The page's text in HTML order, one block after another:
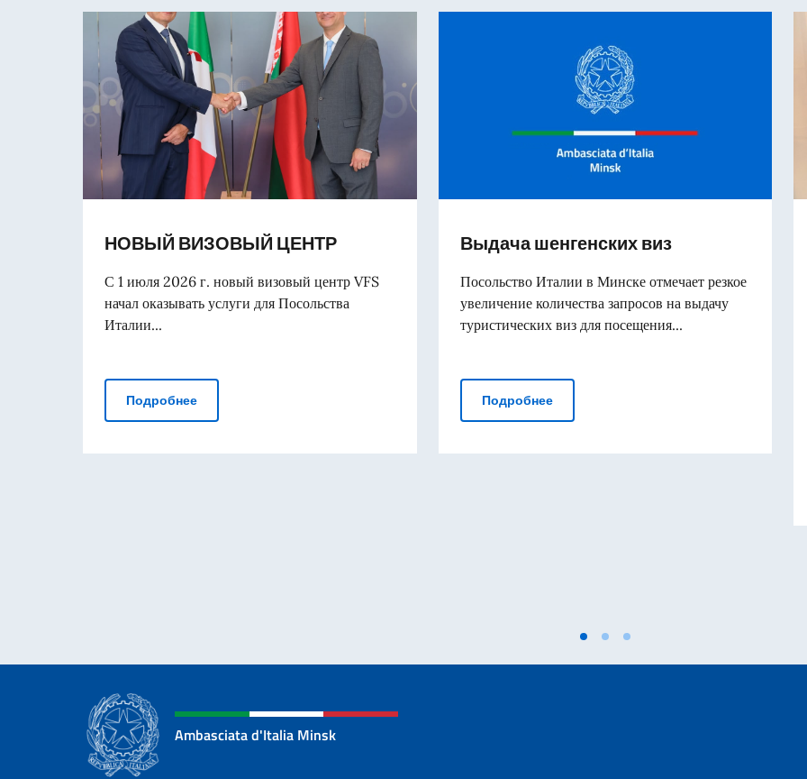
НОВЫЙ ВИЗОВЫЙ ЦЕНТР
С 1 июля 2026 г. новый визовый центр VFS
начал оказывать услуги для Посольства
Италии...
ПодробнееНОВЫЙ ВИЗОВЫЙ ЦЕНТР
Выдача шенгенских виз
Посольство Италии в Минске отмечает резкое
увеличение количества запросов на выдачу
туристических виз для посещения...
ПодробнееВыдача шенгенских виз
Ambasciata d'Italia Minsk